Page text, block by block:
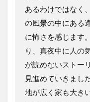
あるわけではなく
の風景の中にある
に怖さを感じます
り、真夜中に人の
が読めないストー
見進めていきまし
地が広く家も大き